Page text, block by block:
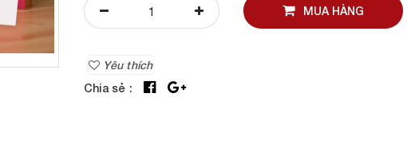
MUA HÀNG
Yêu thích
Chia sẻ :